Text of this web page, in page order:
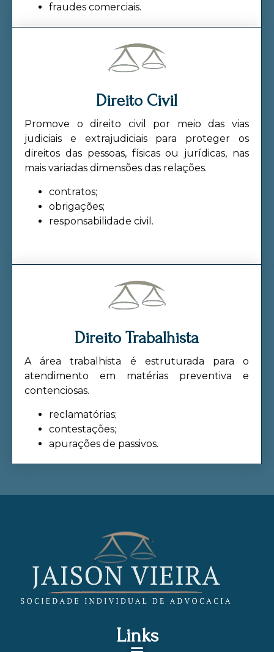
fraudes comerciais.
Direito Civil
Promove o direito civil por meio das vias
judiciais e extrajudiciais para proteger os
direitos das pessoas, físicas ou jurídicas, nas
mais variadas dimensões das relações.
contratos;
obrigações;
responsabilidade civil.
Direito Trabalhista
A área trabalhista é estruturada para o
atendimento em matérias preventiva e
contenciosas.
reclamatórias;
contestações;
apurações de passivos.
Links